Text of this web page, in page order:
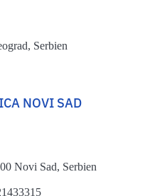
Serbien
NOVI SAD
Novi Sad, Serbien